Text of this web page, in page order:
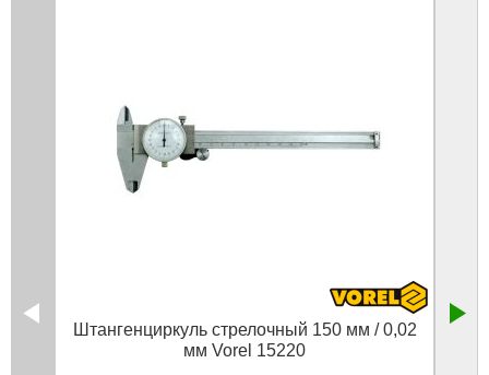
Штангенциркуль стрелочный 150 мм / 0,02
мм Vorel 15220